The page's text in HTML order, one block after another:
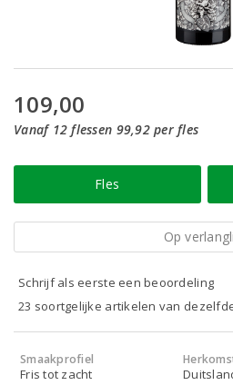
109,00
Vanaf 12 flessen 99,92 per fles
Fles
Op
Schrijf als eerste een beoordeling
23 soortgelijke artikelen van
Smaakprofiel
Fris tot zacht